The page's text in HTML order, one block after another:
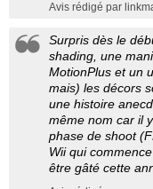
Avis rédigé par
Surpris dès le
shading, une
MotionPlus et un
mais) les décors
une histoire
même nom car il
phase de shoot
Wii qui
être gâté cette